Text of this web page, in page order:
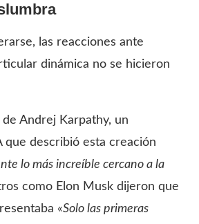
las reacciones ante
dinámica no se hicieron
de Andrej Karpathy, un
que describió esta creación
lo más increíble cercano a la
como Elon Musk dijeron que
«Solo las primeras